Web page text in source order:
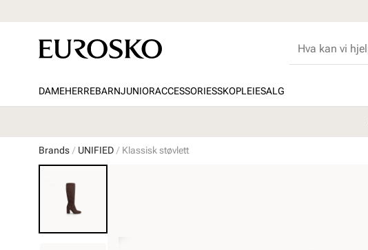
DAMEHERREBARNJUNIORACCESSORIESSKOPLEIESALG
Brands UNIFIED Klassisk støvlett